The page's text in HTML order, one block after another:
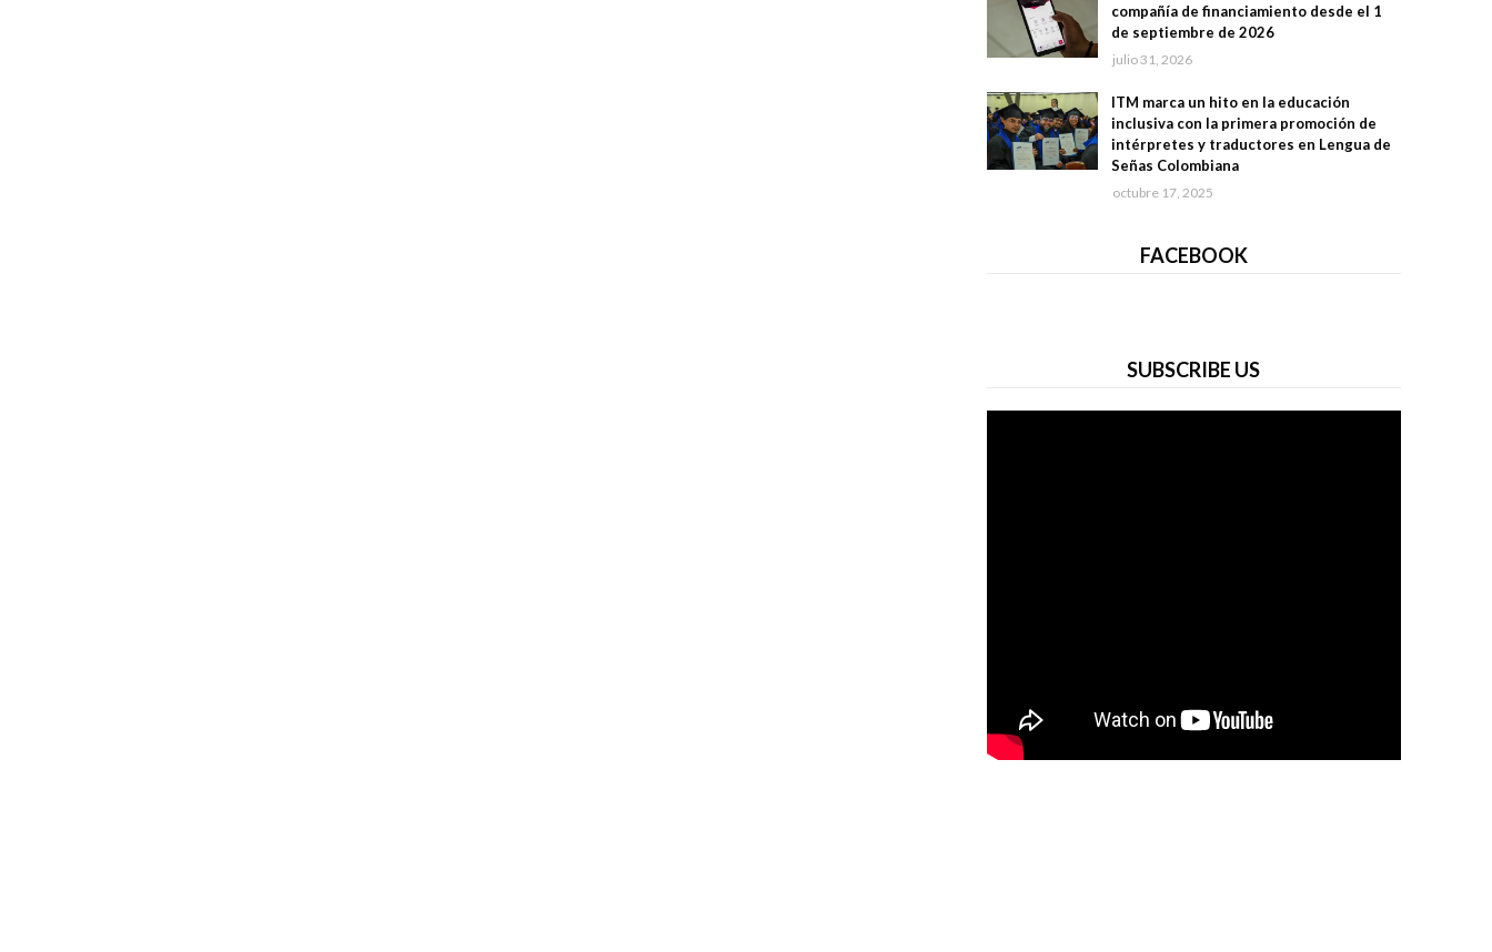
compañía de financiamiento desde el 1
de septiembre de 2026
julio 31, 2026
ITM marca un hito en la educación
inclusiva con la primera promoción de
intérpretes y traductores en Lengua de
Señas Colombiana
octubre 17, 2025
FACEBOOK
SUBSCRIBE US